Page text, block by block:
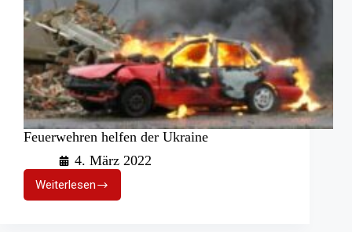
Feuerwehren helfen der Ukraine
4. März 2022
WeiterlesenFeuerwehren
helfen